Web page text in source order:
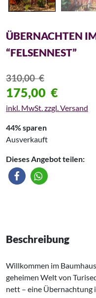
ÜBERNACHTEN
“FELSENNEST”
310,00€
175,00 €
inkl. MwSt. zzgl. Versand
44% sparen
Ausverkauft
Dieses Angebot teilen:
Beschreibung
Willkommen im
geheimen Welt von
nett – eine Übernachtung